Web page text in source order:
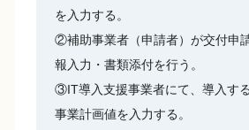
を入力する。
②補助事業者（申請者）が交付申
報入力・書類添付を行う。
③IT導入支援事業者にて、導入す
事業計画値を入力する。